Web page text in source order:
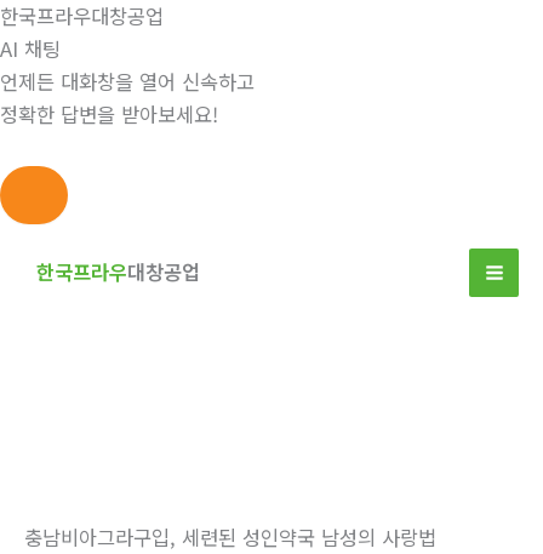
한국프라우대창공업
AI 채팅
언제든 대화창을 열어 신속하고
정확한 답변을 받아보세요!
한국프라우대창공업
충남비아그라구입, 세련된 성인약국 남성의 사랑법